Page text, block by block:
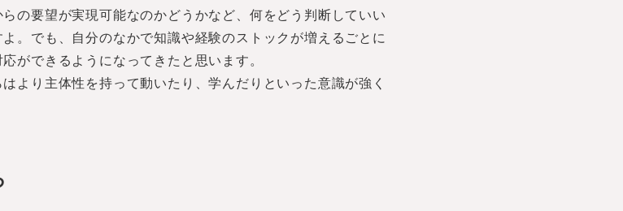
の要望が実現可能なのかどうかなど、何をどう判断していい
。でも、自分のなかで知識や経験のストックが増えるごとに
ができるようになってきたと思います。
より主体性を持って動いたり、学んだりといった意識が強く